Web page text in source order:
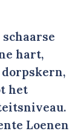
hart,
het
Loenen